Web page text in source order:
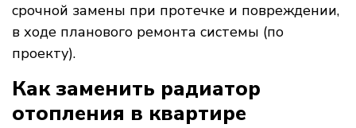
срочной замены при протечке и повреждении,
в ходе планового ремонта системы (по
проекту).
Как заменить радиатор
отопления в квартире